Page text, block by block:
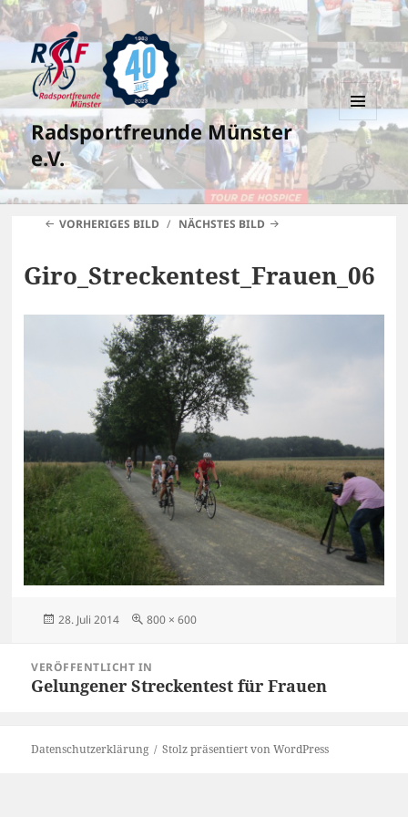
Radsportfreunde Münster
e.V.
MENÜ
UND
WIDGETS
VORHERIGES BILD NÄCHSTES BILD
Giro_Streckentest_Frauen_06
Veröffentlicht
28. Juli 2014 Originalgröße
800 × 600
VERÖFFENTLICHT IN
Gelungener Streckentest für Frauen
Datenschutzerklärung Stolz präsentiert von WordPress